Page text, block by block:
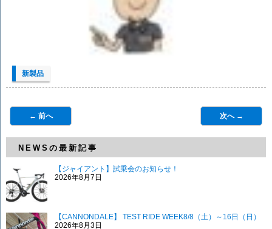
新製品
← 前へ 次へ →
NEWSの最新記事
【ジャイアント】試乗会のお知らせ！
2026年8月7日
【CANNONDALE】 TEST RIDE WEEK8/8（土）～16日（日）
2026年8月3日